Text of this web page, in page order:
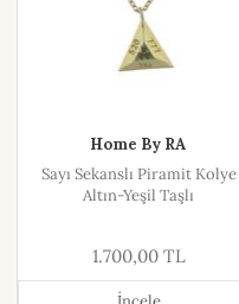
Home By RA
Sayı Sekanslı Piramit Kolye
Altın-Yeşil Taşlı
1.700,00 TL